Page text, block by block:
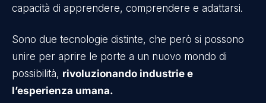
capacità di apprendere, comprendere e adattarsi.
Sono due tecnologie distinte, che però si possono
unire per aprire le porte a un nuovo mondo di
possibilità, rivoluzionando industrie e
l’esperienza umana.